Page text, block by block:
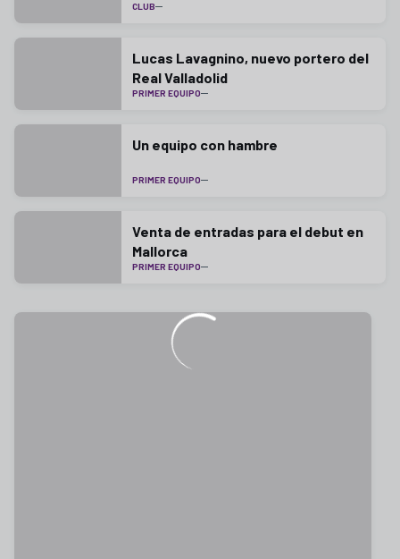
más
CLUB
Lucas Lavagnino, nuevo portero del
Real Valladolid
PRIMER EQUIPO
Un equipo con hambre
PRIMER EQUIPO
Venta de entradas para el debut en
Mallorca
PRIMER EQUIPO